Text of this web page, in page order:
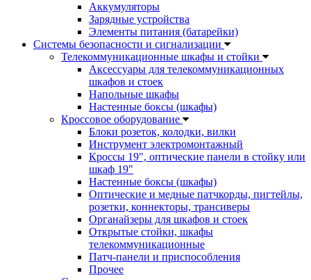
Аккумуляторы
Зарядные устройства
Элементы питания (батарейки)
Системы безопасности и сигнализации
Телекоммуникационные шкафы и стойки
Аксессуары для телекоммуникационных
шкафов и стоек
Напольные шкафы
Настенные боксы (шкафы)
Кроссовое оборудование
Блоки розеток, колодки, вилки
Инструмент электромонтажный
Кроссы 19", оптические панели в стойку или
шкаф 19"
Настенные боксы (шкафы)
Оптические и медные патчкорды, пигтейлы,
розетки, коннекторы, трансиверы
Органайзеры для шкафов и стоек
Открытые стойки, шкафы
телекоммуникационные
Патч-панели и приспособления
Прочее